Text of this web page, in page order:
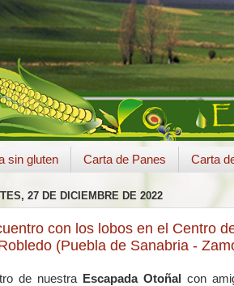
sin gluten Carta de Panes Carta
27 DE DICIEMBRE DE 2022
con los lobos en el Centro
(Puebla de Sanabria -
de nuestra Escapada Otoñal
con